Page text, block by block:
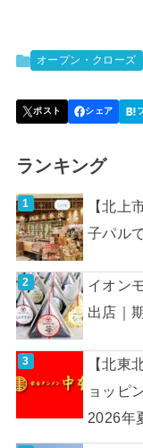
オープン・クローズ
ランキング
【北上
子パル
イオン
出店｜
【北東
ョッピ
2026年